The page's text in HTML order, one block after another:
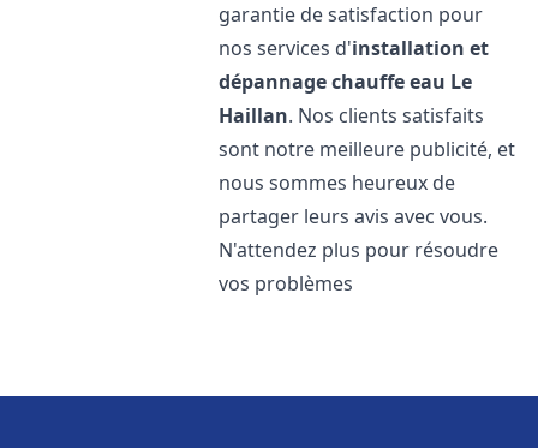
garantie de satisfaction pour
nos services d'installation et
dépannage chauffe eau Le
Haillan. Nos clients satisfaits
sont notre meilleure publicité, et
nous sommes heureux de
partager leurs avis avec vous.
N'attendez plus pour résoudre
vos problèmes